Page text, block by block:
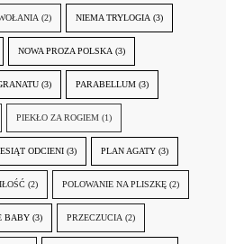
(2) NIEMA TRYLOGIA (3)
NOWA PROZA POLSKA (3)
(3) PARABELLUM (3)
PIEKŁO ZA ROGIEM (1)
ODCIENI (3) PLAN AGATY (3)
(2) POLOWANIE NA PLISZKĘ (2)
BABY (3) PRZECZUCIA (2)